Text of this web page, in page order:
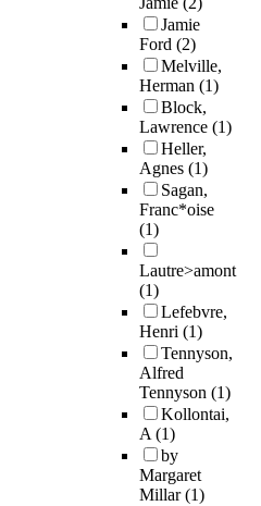
Jamie
Ford (2)
Melville,
Herman (1)
Block,
Lawrence (1)
Heller,
Agnes (1)
Sagan,
Franc*oise
(1)
Lautre>amont
(1)
Lefebvre,
Henri (1)
Tennyson,
Alfred
Tennyson (1)
Kollontai,
A(1)
by
Margaret
Millar(1)